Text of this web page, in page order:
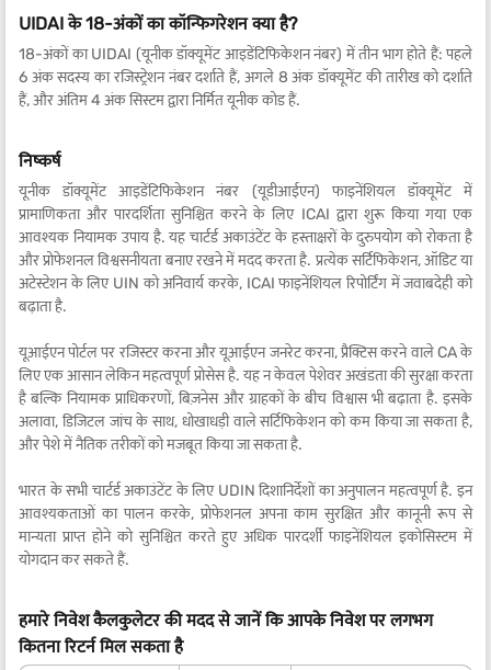
UIDAI के 18-अंकों का कॉन्फिगरेशन क्या है?
18-अंकों का UIDAI (यूनीक डॉक्यूमेंट आइडेंटिफिकेशन नंबर) में तीन भाग होते हैं: पहले
6 अंक सदस्य का रजिस्ट्रेशन नंबर दर्शाते हैं, अगले 8 अंक डॉक्यूमेंट की तारीख को दर्शाते
हैं, और अंतिम 4 अंक सिस्टम द्वारा निर्मित यूनीक कोड हैं.
निष्कर्ष
यूनीक डॉक्यूमेंट आइडेंटिफिकेशन नंबर (यूडीआईएन) फाइनेंशियल डॉक्यूमेंट में
प्रामाणिकता और पारदर्शिता सुनिश्चित करने के लिए ICAI द्वारा शुरू किया गया एक
आवश्यक नियामक उपाय है. यह चार्टर्ड अकाउंटेंट के हस्ताक्षरों के दुरुपयोग को रोकता है
और प्रोफेशनल विश्वसनीयता बनाए रखने में मदद करता है. प्रत्येक सर्टिफिकेशन, ऑडिट या
अटेस्टेशन के लिए UIN को अनिवार्य करके, ICAI फाइनेंशियल रिपोर्टिंग में जवाबदेही को
बढ़ाता है.
यूआईएन पोर्टल पर रजिस्टर करना और यूआईएन जनरेट करना, प्रैक्टिस करने वाले CA के
लिए एक आसान लेकिन महत्वपूर्ण प्रोसेस है. यह न केवल पेशेवर अखंडता की सुरक्षा करता
है बल्कि नियामक प्राधिकरणों, बिज़नेस और ग्राहकों के बीच विश्वास भी बढ़ाता है. इसके
अलावा, डिजिटल जांच के साथ, धोखाधड़ी वाले सर्टिफिकेशन को कम किया जा सकता है,
और पेशे में नैतिक तरीकों को मजबूत किया जा सकता है.
भारत के सभी चार्टर्ड अकाउंटेंट के लिए UDIN दिशानिर्देशों का अनुपालन महत्वपूर्ण है. इन
आवश्यकताओं का पालन करके, प्रोफेशनल अपना काम सुरक्षित और कानूनी रूप से
मान्यता प्राप्त होने को सुनिश्चित करते हुए अधिक पारदर्शी फाइनेंशियल इकोसिस्टम में
योगदान कर सकते हैं.
हमारे निवेश कैलकुलेटर की मदद से जानें कि आपके निवेश पर लगभग
कितना रिटर्न मिल सकता है